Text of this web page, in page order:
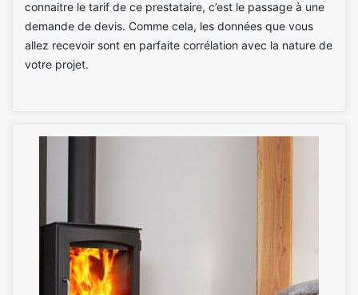
connaitre le tarif de ce prestataire, c’est le passage à une
demande de devis. Comme cela, les données que vous
allez recevoir sont en parfaite corrélation avec la nature de
votre projet.